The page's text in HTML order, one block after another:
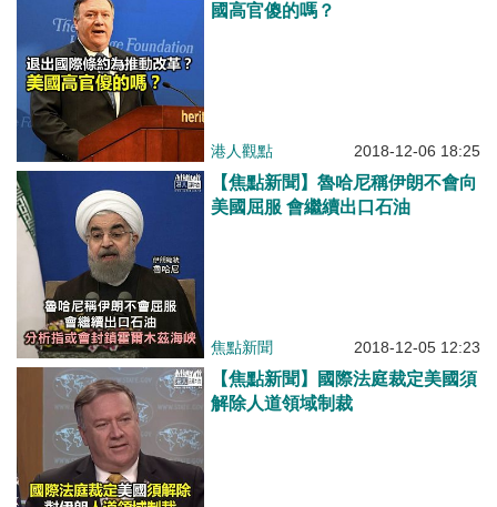
國高官傻的嗎？
港人觀點 2018-12-06 18:25
【焦點新聞】魯哈尼稱伊朗不會向
美國屈服 會繼續出口石油
焦點新聞 2018-12-05 12:23
【焦點新聞】國際法庭裁定美國須
解除人道領域制裁